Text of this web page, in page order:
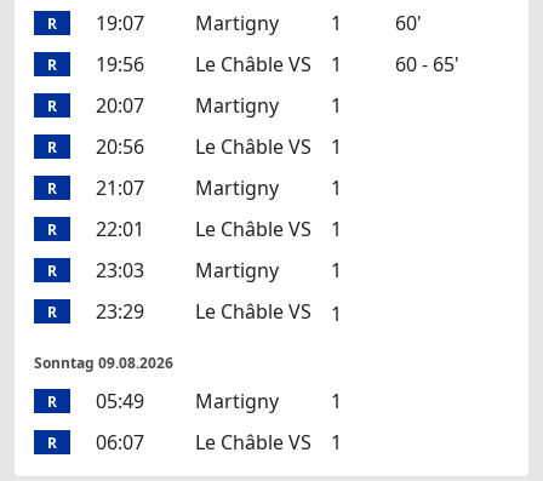
R 19:07 Martigny 1 60'
R 19:56 Le Châble VS 1 60 - 65'
R 20:07 Martigny 1
R 20:56 Le Châble VS 1
R 21:07 Martigny 1
R 22:01 Le Châble VS 1
R 23:03 Martigny 1
R 23:29 Le Châble VS 1
Sonntag 09.08.2026
R
05:49 Martigny 1
R 06:07 Le Châble VS 1